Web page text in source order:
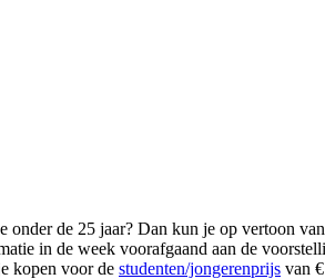
onder de 25 jaar? Dan kun je op vertoon
in de week voorafgaand aan de
kopen voor de studenten/jongerenprijs van